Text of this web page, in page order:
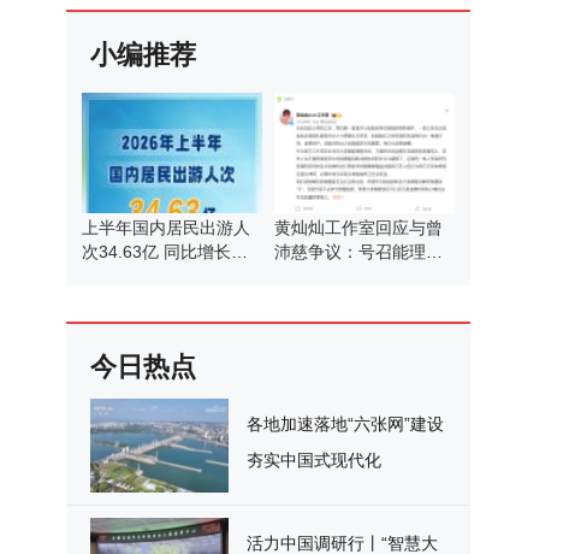
小编推荐
上半年国内居民出游人
次34.63亿 同比增长
黄灿灿工作室回应与曾
沛慈争议：号召能理智
今日热点
各地加速落地“六张网”建设
夯实中国式现代化
活力中国调研行丨“智慧大